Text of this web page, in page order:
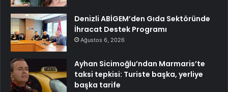
Denizli ABİGEM’den Gıda Sektöründe
İhracat Destek Programı
Ağustos 6, 2026
Ayhan Sicimoğlu’ndan Marmaris’te
taksi tepkisi: Turiste başka, yerliye
başka tarife